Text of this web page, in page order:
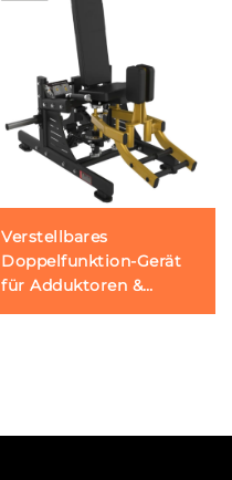
Verstellbares
Doppelfunktion-Gerät
für Adduktoren &
Abduktoren zur